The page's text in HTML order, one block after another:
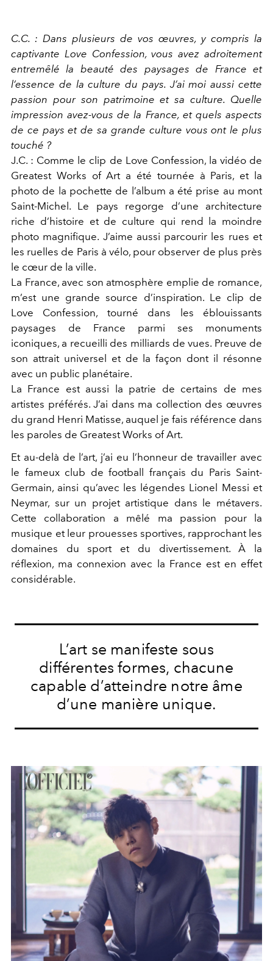
C.C. : Dans plusieurs de vos œuvres, y compris la
captivante Love Confession, vous avez adroitement
entremêlé la beauté des paysages de France et
l’essence de la culture du pays. J’ai moi aussi cette
passion pour son patrimoine et sa culture. Quelle
impression avez-vous de la France, et quels aspects
de ce pays et de sa grande culture vous ont le plus
touché ?
J.C. : Comme le clip de Love Confession, la vidéo de
Greatest Works of Art a été tournée à Paris, et la
photo de la pochette de l’album a été prise au mont
Saint-Michel. Le pays regorge d’une architecture
riche d’histoire et de culture qui rend la moindre
photo magnifique. J’aime aussi parcourir les rues et
les ruelles de Paris à vélo, pour observer de plus près
le cœur de la ville.
La France, avec son atmosphère emplie de romance,
m’est une grande source d’inspiration. Le clip de
Love Confession, tourné dans les éblouissants
paysages de France parmi ses monuments
iconiques, a recueilli des milliards de vues. Preuve de
son attrait universel et de la façon dont il résonne
avec un public planétaire.
La France est aussi la patrie de certains de mes
artistes préférés. J’ai dans ma collection des œuvres
du grand Henri Matisse, auquel je fais référence dans
les paroles de Greatest Works of Art.
Et au-delà de l’art, j’ai eu l’honneur de travailler avec
le fameux club de football français du Paris Saint-
Germain, ainsi qu’avec les légendes Lionel Messi et
Neymar, sur un projet artistique dans le métavers.
Cette collaboration a mêlé ma passion pour la
musique et leur prouesses sportives, rapprochant les
domaines du sport et du divertissement. À la
réflexion, ma connexion avec la France est en effet
considérable.
L’art se manifeste sous
différentes formes, chacune
capable d’atteindre notre âme
d’une manière unique.